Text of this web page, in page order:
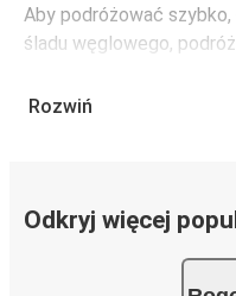
Aby podróżować szybko,
śladu węglowego,
autobusowym; 17
Rozwiń
Odkryj więcej